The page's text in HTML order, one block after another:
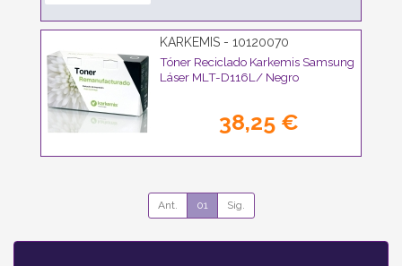
KARKEMIS - 10120070
Tóner Reciclado Karkemis Samsung
Láser MLT-D116L/ Negro
38,25 €
Ant. 01 Sig.